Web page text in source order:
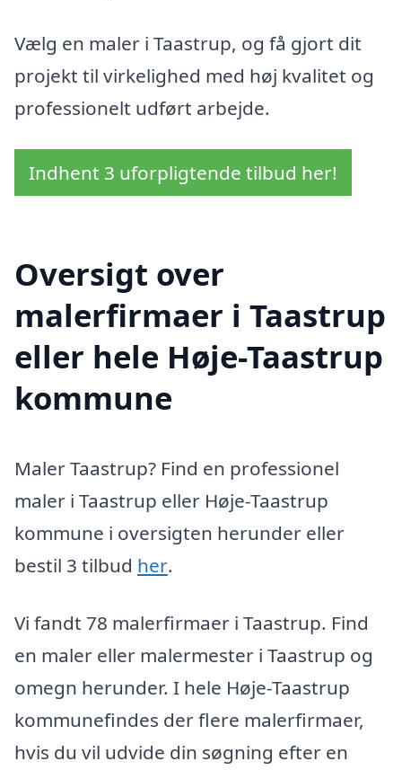
Vælg en maler i Taastrup, og få gjort dit
projekt til virkelighed med høj kvalitet og
professionelt udført arbejde.
Indhent 3 uforpligtende tilbud her!
Oversigt over
malerfirmaer i Taastrup
eller hele Høje-Taastrup
kommune
Maler Taastrup? Find en professionel
maler i Taastrup eller Høje-Taastrup
kommune i oversigten herunder eller
bestil 3 tilbud her.
Vi fandt 78 malerfirmaer i Taastrup. Find
en maler eller malermester i Taastrup og
omegn herunder. I hele Høje-Taastrup
kommunefindes der flere malerfirmaer,
hvis du vil udvide din søgning efter en